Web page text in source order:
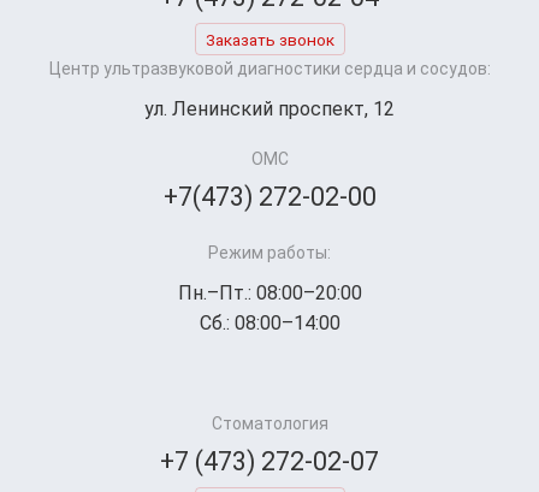
Заказать звонок
Центр ультразвуковой диагностики сердца и сосудов:
ул. Ленинский проспект, 12
ОМС
+7(473) 272-02-00
Режим работы:
Пн.–Пт.: 08:00–20:00
Сб.: 08:00–14:00
Стоматология
+7 (473) 272-02-07